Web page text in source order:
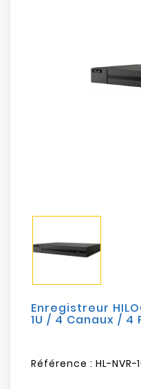
Sécurité
Mobilités
Loisirs
Enregistreur
1U / 4 Canaux / 4
Référence : HL-